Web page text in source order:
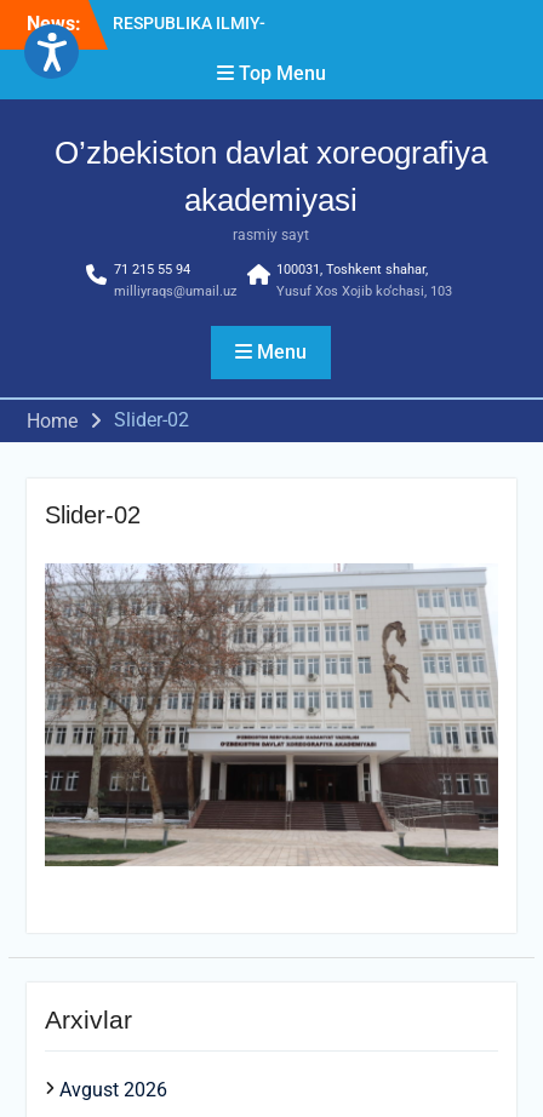
Skip
content
News:
RESPUBLIKA ILMIY-
Akademiyada “Bitiruvchi –
Top Menu
O’zbekiston davlat xoreografiya
akademiyasi
rasmiy sayt
71 215 55 94
milliyraqs@umail.uz
100031, Toshkent shahar,
Yusuf Xos Xojib ko‘chasi, 103
Menu
Home Slider-02
Slider-02
Arxivlar
Avgust 2026